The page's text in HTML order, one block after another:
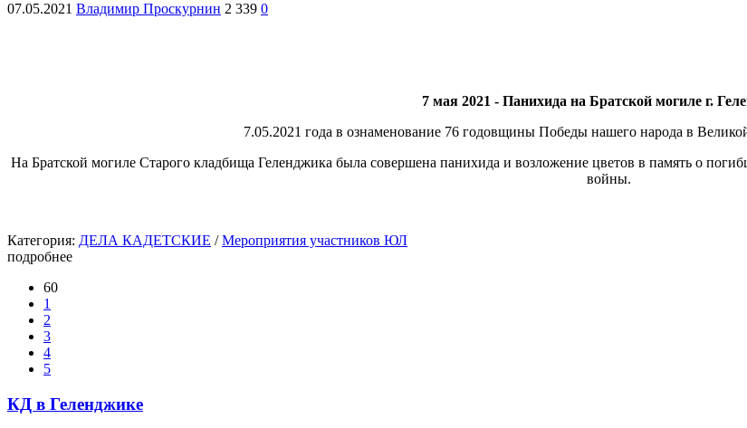
07.05.2021 Владимир Проскурнин 2 339 0
7 мая 2021 - Панихида на Братской могиле г.
7.05.2021 года в ознаменование 76 годовщины Победы нашего народа в
На Братской могиле Старого кладбища Геленджика была совершена панихида и возложение цветов в память о
войны.
Категория: ДЕЛА КАДЕТСКИЕ /Мероприятия участников ЮЛ
подробнее
60
1
2
3
4
5
КД в Геленджике